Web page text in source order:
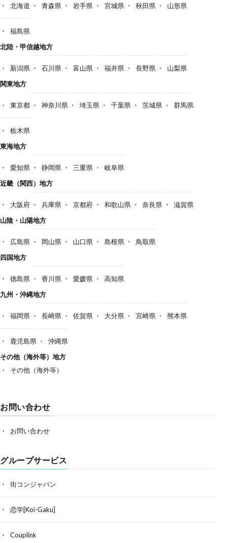
北海道 青森県 岩手県 宮城県 秋田県 山形県
福島県
北陸・甲信越地方
新潟県 石川県 富山県 福井県 長野県
山梨県
関東地方
東京都 神奈川県 埼玉県 千葉県 茨城県 群馬県
栃木県
東海地方
愛知県 静岡県 三重県
岐阜県
近畿（関西）地方
大阪府 兵庫県 京都府 和歌山県 奈良県
滋賀県
山陰・山陽地方
広島県 岡山県 山口県 島根県
鳥取県
四国地方
徳島県 香川県 愛媛県
高知県
九州・沖縄地方
福岡県 長崎県 佐賀県 大分県 宮崎県 熊本県
鹿児島県
沖縄県
その他（海外等）地方
その他（海外等）
お問い合わせ
お問い合わせ
グループサービス
街コンジャパン
恋学[Koi-Gaku]
Couplink